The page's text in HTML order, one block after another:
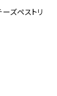
ズペストリ